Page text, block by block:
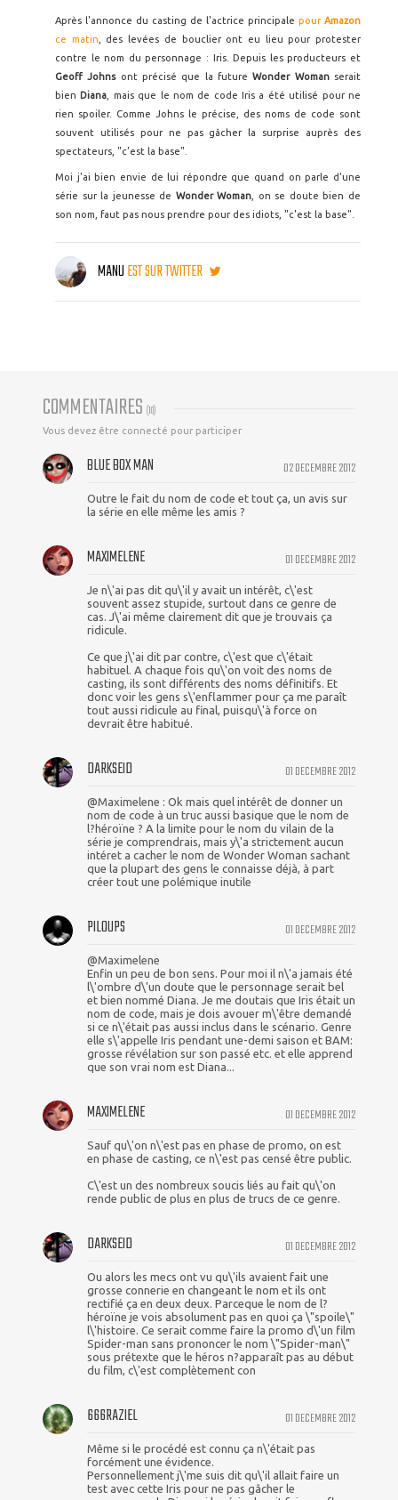
Après l'annonce du casting de l'actrice principale pour Amazon
ce matin , des levées de bouclier ont eu lieu pour protester
contre le nom du personnage : Iris. Depuis les producteurs et
Geoff Johnsont précisé que la futureWonder Womanserait
bien Diana , mais que le nom de code Iris a été utilisé pour ne
rien spoiler. Comme Johns le précise, des noms de code sont
souvent utilisés pour ne pas gâcher la surprise auprès des
spectateurs, "c'est la base".
Moi j'ai bien envie de lui répondre que quand on parle d'une
série sur la jeunesse de Wonder Woman , on se doute bien de
son nom, faut pas nous prendre pour des idiots, "c'est la base".
MANUEST SUR TWITTER
COMMENTAIRES (10)
Vous devez être connecté pour participer
02 DECEMBRE 2012
BLUE BOX MAN
Outre le fait du nom de code et tout ça, un avis sur
la série en elle même les amis ?
01 DECEMBRE 2012
MAXIMELENE
Je n\'ai pas dit qu\'il y avait un intérêt, c\'est
souvent assez stupide, surtout dans ce genre de
cas. J\'ai même clairement dit que je trouvais ça
ridicule.
Ce que j\'ai dit par contre, c\'est que c\'était
habituel. A chaque fois qu\'on voit des noms de
casting, ils sont différents des noms définitifs. Et
donc voir les gens s\'enflammer pour ça me paraît
tout aussi ridicule au final, puisqu\'à force on
devrait être habitué.
01 DECEMBRE 2012
DARKSEID
@Maximelene : Ok mais quel intérêt de donner un
nom de code à un truc aussi basique que le nom de
l?héroïne ? A la limite pour le nom du vilain de la
série je comprendrais, mais y\'a strictement aucun
intéret a cacher le nom de Wonder Woman sachant
que la plupart des gens le connaisse déjà, à part
créer tout une polémique inutile
01 DECEMBRE 2012
PILOUPS
@Maximelene
Enfin un peu de bon sens. Pour moi il n\'a jamais été
l\'ombre d\'un doute que le personnage serait bel
et bien nommé Diana. Je me doutais que Iris était un
nom de code, mais je dois avouer m\'être demandé
si ce n\'était pas aussi inclus dans le scénario. Genre
elle s\'appelle Iris pendant une-demi saison et BAM:
grosse révélation sur son passé etc. et elle apprend
que son vrai nom est Diana...
01 DECEMBRE 2012
MAXIMELENE
Sauf qu\'on n\'est pas en phase de promo, on est
en phase de casting, ce n\'est pas censé être public.
C\'est un des nombreux soucis liés au fait qu\'on
rende public de plus en plus de trucs de ce genre.
01 DECEMBRE 2012
DARKSEID
Ou alors les mecs ont vu qu\'ils avaient fait une
grosse connerie en changeant le nom et ils ont
rectifié ça en deux deux. Parceque le nom de l?
héroïne je vois absolument pas en quoi ça \"spoile\"
l\'histoire. Ce serait comme faire la promo d\'un film
Spider-man sans prononcer le nom \"Spider-man\"
sous prétexte que le héros n?apparaît pas au début
du film, c\'est complètement con
01 DECEMBRE 2012
666RAZIEL
Même si le procédé est connu ça n\'était pas
forcément une évidence.
Personnellement j\'me suis dit qu\'il allait faire un
test avec cette Iris pour ne pas gâcher le